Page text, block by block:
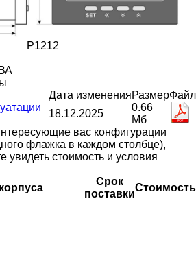
P1212
Дата измененияРазмерФайл
18.12.2025
0.66
Мб
вас конфигурации
флажка в каждом столбце),
увидеть стоимость и условия
Срок
поставки
Стоимость